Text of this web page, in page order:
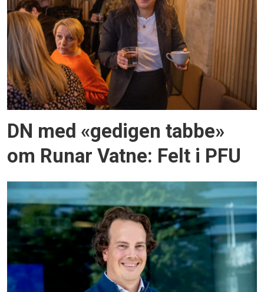
DN med «gedigen tabbe»
om Runar Vatne: Felt i PFU